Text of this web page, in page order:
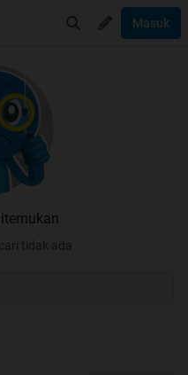
Masuk
tidak ada